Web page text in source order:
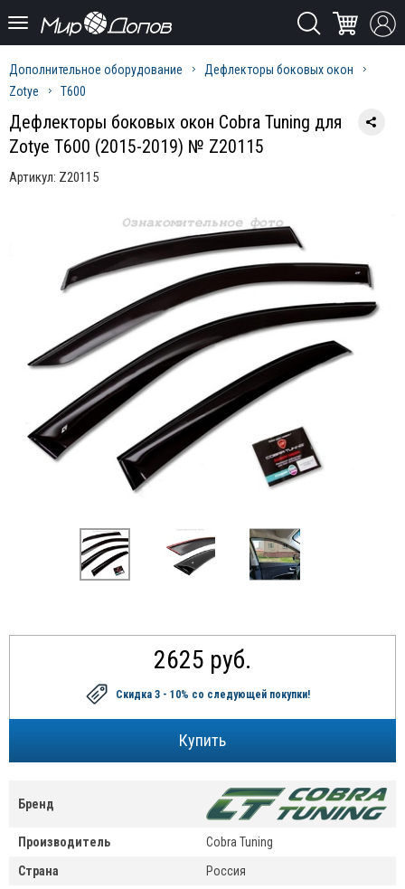
Дополнительное оборудование
Дефлекторы боковых окон
Zotye
T600
Дефлекторы боковых окон Cobra Tuning для
Zotye T600 (2015-2019) № Z20115
Артикул: Z20115
2625 руб.
Скидка 3 - 10% со следующей покупки!
Бренд
Производитель
Cobra Tuning
Страна
Россия